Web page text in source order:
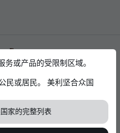
或产品的受限制区域。
民或居民。 美利坚合众国
家的完整列表
的浏览体验，分析网站流
阅读更多Cookie政策
有曲奇饼